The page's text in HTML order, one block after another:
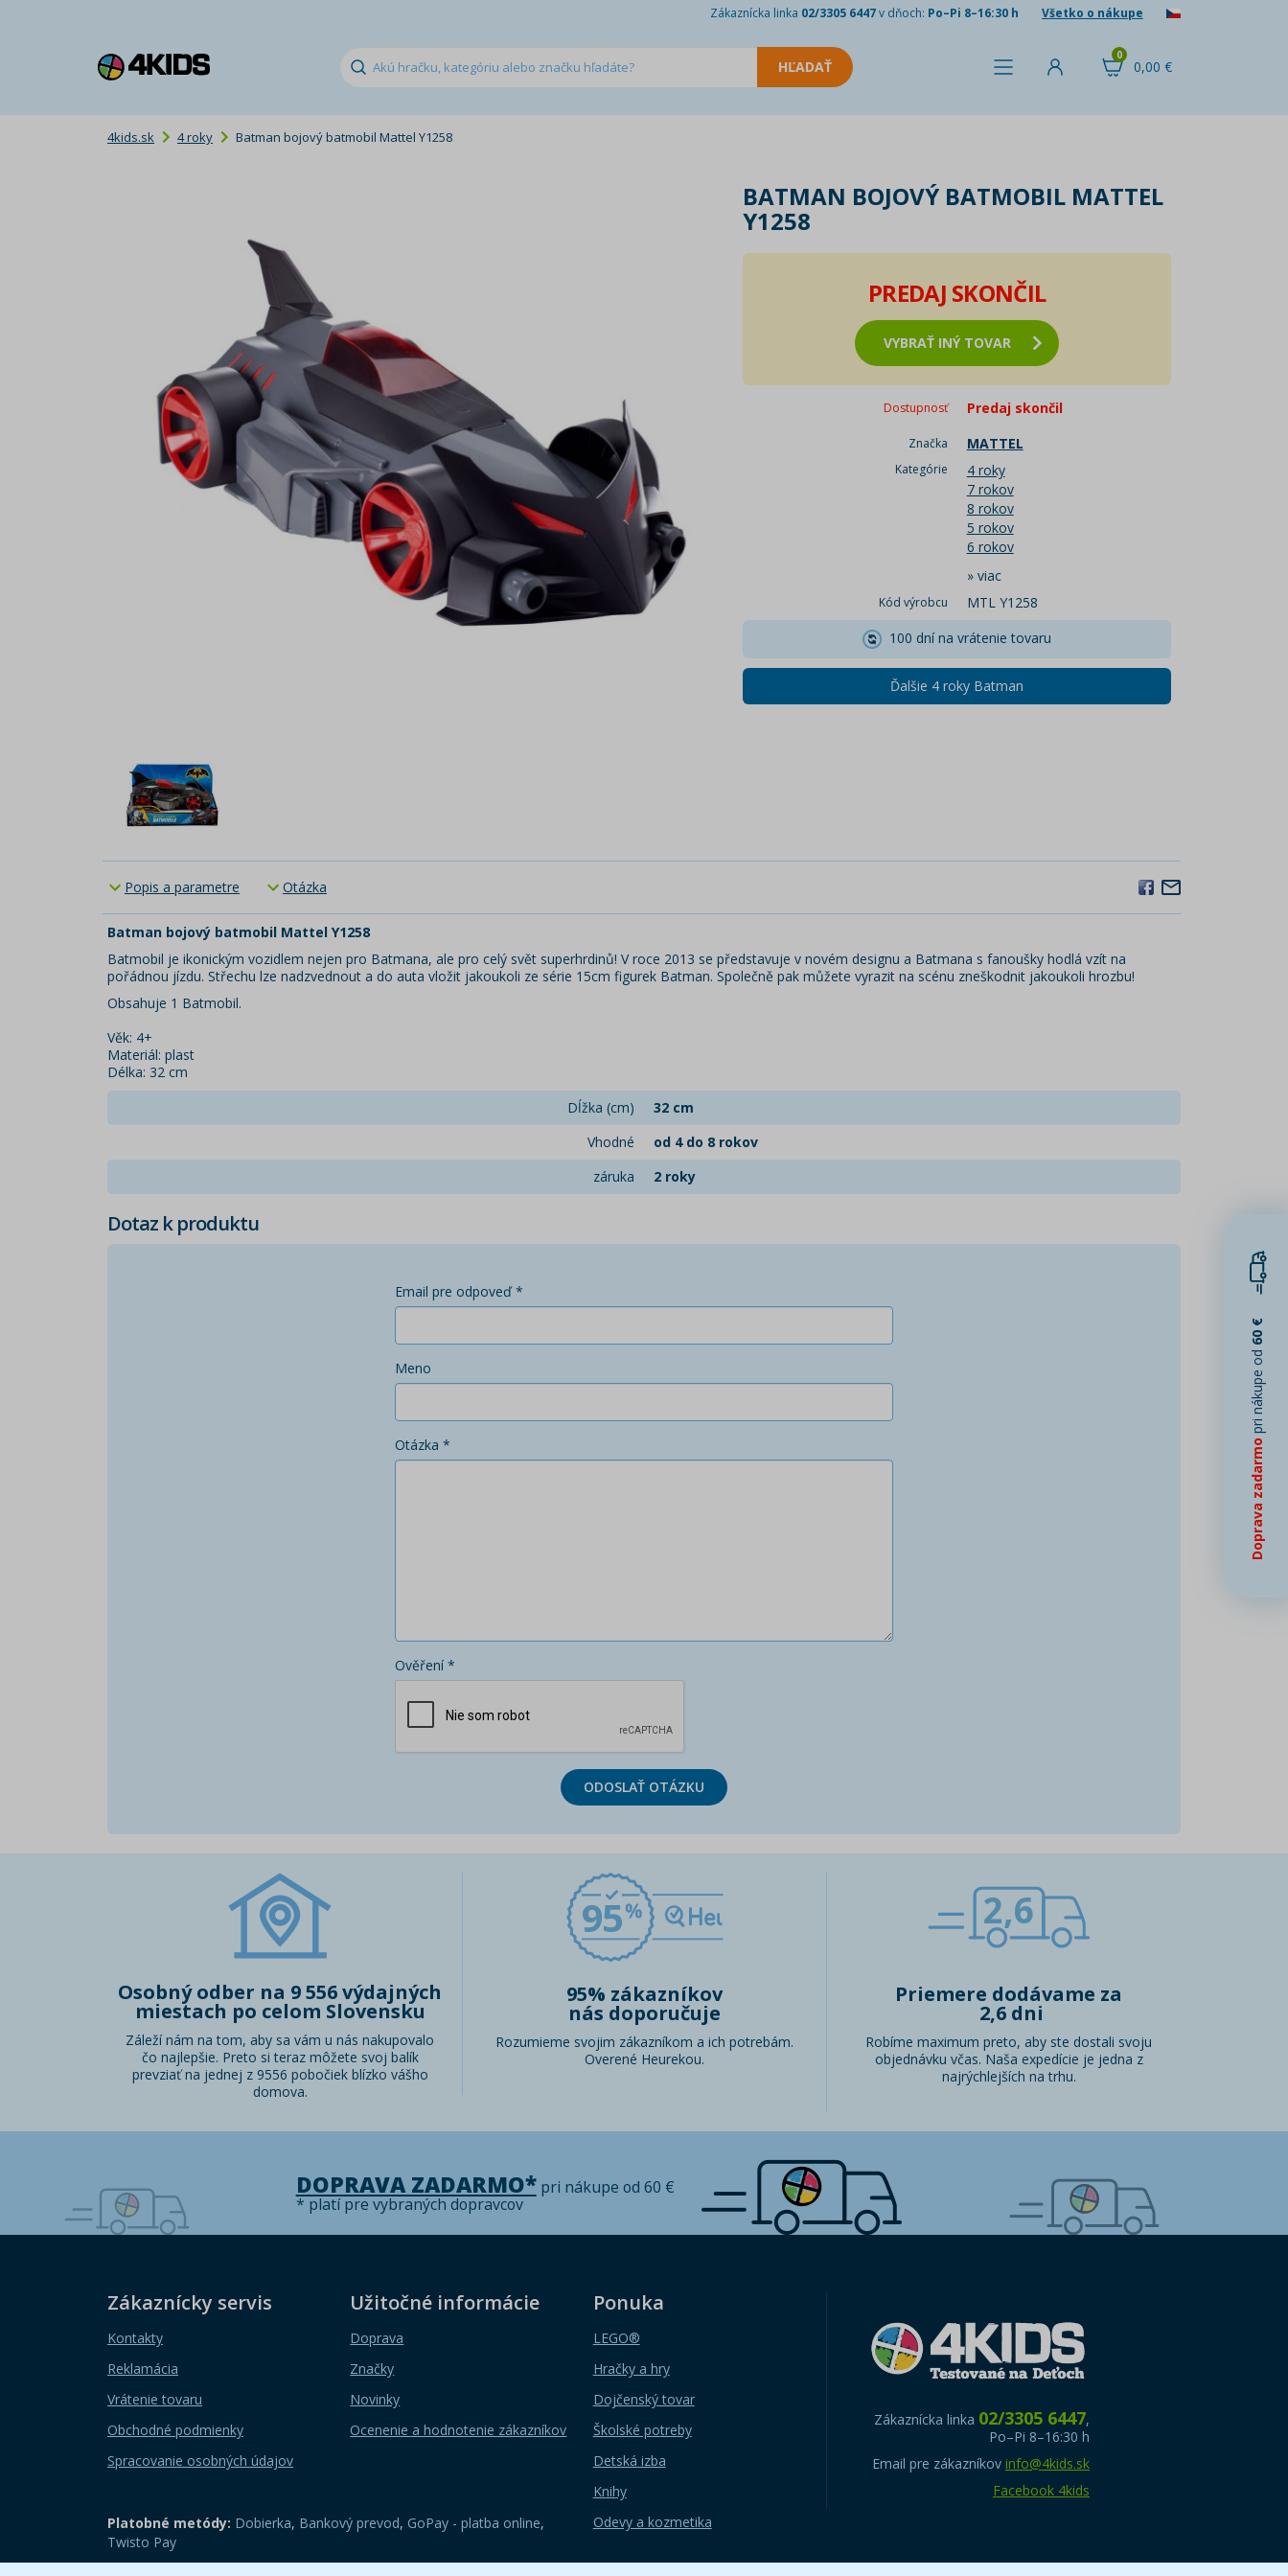
Zákaznícka linka 02/3305 6447v dňoch: Po–Pi 8–16:30 h Všetko o nákupe
0,00 €
0
4kids.sk 4 roky Batman bojový batmobil Mattel Y1258
BATMAN BOJOVÝ BATMOBIL MATTEL
Y1258
PREDAJ SKONČIL
VYBRAŤ INÝ TOVAR
Dostupnosť Predaj skončil
Značka MATTEL
Kategórie
4 roky
7 rokov
8 rokov
5 rokov
6 rokov
» viac
Kód výrobcu
MTL Y1258
100 dní na vrátenie tovaru
Ďalšie 4 roky Batman
Popis a parametre Otázka
Batman bojový batmobil Mattel Y1258
Batmobil je ikonickým vozidlem nejen pro Batmana, ale pro celý svět superhrdinů! V roce 2013 se představuje v novém designu a Batmana s fanoušky hodlá vzít na
pořádnou jízdu. Střechu lze nadzvednout a do auta vložit jakoukoli ze série 15cm figurek Batman. Společně pak můžete vyrazit na scénu zneškodnit jakoukoli hrozbu!
Obsahuje 1 Batmobil.
Věk: 4+
Materiál: plast
Délka: 32 cm
Dĺžka (cm)
32 cm
Vhodné
od 4 do 8 rokov
záruka
2 roky
Dotaz k produktu
Email pre odpoveď *
Meno
Otázka *
Ověření *
ODOSLAŤ OTÁZKU
Osobný odber na 9 556 výdajných
miestach po celom Slovensku
Záleží nám na tom, aby sa vám u nás nakupovalo
čo najlepšie. Preto si teraz môžete svoj balík
prevziať na jednej z 9556 pobočiek blízko vášho
domova.
95
95% zákazníkov
nás doporučuje
Rozumieme svojim zákazníkom a ich potrebám.
Overené Heurekou.
2,6
Priemere dodávame za
2,6 dni
Robíme maximum preto, aby ste dostali svoju
objednávku včas. Naša expedície je jedna z
najrýchlejších na trhu.
DOPRAVA ZADARMO*pri nákupe od 60 €
* platí pre vybraných dopravcov
Zákaznícky servis
Kontakty
Reklamácia
Vrátenie tovaru
Obchodné podmienky
Spracovanie osobných údajov
Užitočné informácie
Doprava
Značky
Novinky
Ocenenie a hodnotenie zákazníkov
Ponuka
LEGO®
Hračky a hry
Dojčenský tovar
Školské potreby
Detská izba
Knihy
Odevy a kozmetika
Platobné metódy: Dobierka, Bankový prevod, GoPay - platba online,
Twisto Pay
Zákaznícka linka 02/3305 6447,
Po–Pi 8–16:30 h
Email pre zákazníkov info@4kids.sk
Facebook 4kids
Doprava zadarmo
pri nákupe od
60 €